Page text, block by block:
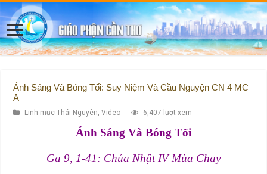
Ánh Sáng Và Bóng Tối: Suy Niệm Và Cầu Nguyện CN 4 MC
A
Linh mục Thái Nguyên ,Video 6,407 lượt xem
Ánh Sáng Và Bóng Tối
Ga 9, 1-41: Chúa Nhật IV Mùa Chay